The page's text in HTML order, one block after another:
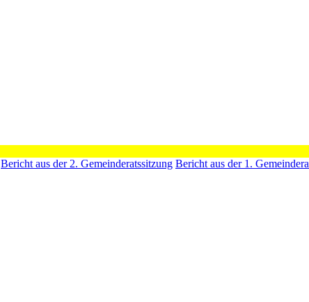
Bericht aus der 2. Gemeinderatssitzung Bericht aus der 1.